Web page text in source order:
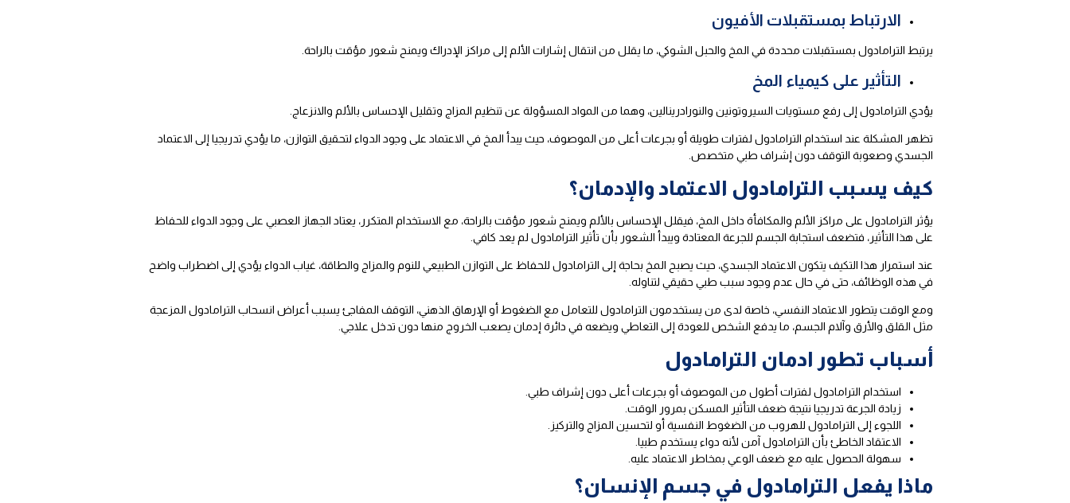
الارتباط بمستقبلات الأفيون
يرتبط الترامادول بمستقبلات محددة في المخ والحبل الشوكي، ما يقلل من انتقال إشارات الألم إلى مراكز الإدراك ويمنح شعور مؤقت بالراحة.
التأثير على كيمياء المخ
يؤدي الترامادول إلى رفع مستويات السيروتونين والنورادرينالين، وهما من المواد المسؤولة عن تنظيم المزاج وتقليل الإحساس بالألم والانزعاج.
تظهر المشكلة عند استخدام الترامادول لفترات طويلة أو بجرعات أعلى من الموصوف، حيث يبدأ المخ في الاعتماد على وجود الدواء لتحقيق التوازن، ما يؤدي تدريجيا إلى الاعتماد
الجسدي وصعوبة التوقف دون إشراف طبي متخصص.
كيف يسبب الترامادول الاعتماد والإدمان؟
يؤثر الترامادول على مراكز الألم والمكافأة داخل المخ، فيقلل الإحساس بالألم ويمنح شعور مؤقت بالراحة، مع الاستخدام المتكرر، يعتاد الجهاز العصبي على وجود الدواء للحفاظ
على هذا التأثير، فتضعف استجابة الجسم للجرعة المعتادة ويبدأ الشعور بأن تأثير الترامادول لم يعد كافي.
عند استمرار هذا التكيف يتكون الاعتماد الجسدي، حيث يصبح المخ بحاجة إلى الترامادول للحفاظ على التوازن الطبيعي للنوم والمزاج والطاقة، غياب الدواء يؤدي إلى اضطراب واضح
في هذه الوظائف، حتى في حال عدم وجود سبب طبي حقيقي لتناوله.
ومع الوقت يتطور الاعتماد النفسي، خاصة لدى من يستخدمون الترامادول للتعامل مع الضغوط أو الإرهاق الذهني، التوقف المفاجئ يسبب أعراض انسحاب الترامادول المزعجة
مثل القلق والأرق وآلام الجسم، ما يدفع الشخص للعودة إلى التعاطي ويضعه في دائرة إدمان يصعب الخروج منها دون تدخل علاجي.
أسباب تطور ادمان الترامادول
استخدام الترامادول لفترات أطول من الموصوف أو بجرعات أعلى دون إشراف طبي.
زيادة الجرعة تدريجيا نتيجة ضعف التأثير المسكن بمرور الوقت.
اللجوء إلى الترامادول للهروب من الضغوط النفسية أو لتحسين المزاج والتركيز.
الاعتقاد الخاطئ بأن الترامادول آمن لأنه دواء يستخدم طبيا.
سهولة الحصول عليه مع ضعف الوعي بمخاطر الاعتماد عليه.
ماذا يفعل الترامادول في جسم الإنسان؟